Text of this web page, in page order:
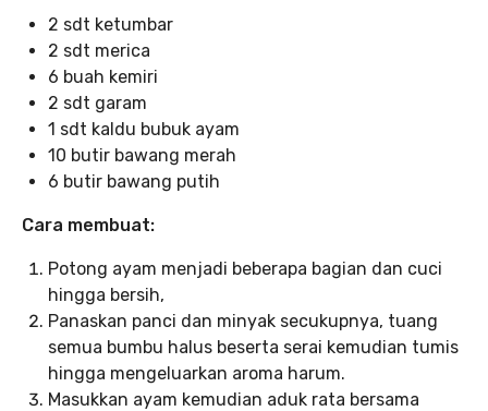
2 sdt ketumbar
2 sdt merica
6 buah kemiri
2 sdt garam
1 sdt kaldu bubuk ayam
10 butir bawang merah
6 butir bawang putih
Cara membuat:
Potong ayam menjadi beberapa bagian dan cuci
hingga bersih,
Panaskan panci dan minyak secukupnya, tuang
semua bumbu halus beserta serai kemudian tumis
hingga mengeluarkan aroma harum.
Masukkan ayam kemudian aduk rata bersama